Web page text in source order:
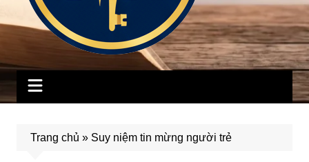
Trang chủ » Suy niệm tin mừng người trẻ